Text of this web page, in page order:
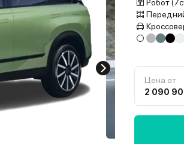
Робот
Цена от
2 090